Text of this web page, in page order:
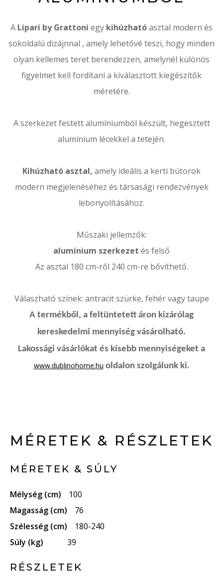
A Lipari by Grattoni egy kihúzhatóasztal modern és
sokoldalú dizájnnal , amely lehetővé teszi, hogy minden
olyan kellemes teret berendezzen, amelynél különös
figyelmet kell fordítani a kiválasztott kiegészítők
méretére.
A szerkezet festett alumíniumból készült, hegesztett
alumínium lécekkel a tetején.
Kihúzható asztal, amely ideális a kerti bútorok
modern megjelenéséhez és társasági rendezvények
lebonyolításához.
Műszaki jellemzők:
alumínium szerkezet és felső
Az asztal 180 cm-ről 240 cm-re bővíthető.
Válaszható színek: antracit szürke, fehér vagy taupe
A termékből, a feltüntetett áron kizárólag
kereskedelmi mennyiség vásárolható.
Lakossági vásárlókat és kisebb mennyiségeket a
www.dublinohome.hu oldalon szolgálunk ki.
MÉRETEK & RÉSZLETEK
MÉRETEK & SÚLY
Mélység (cm)
100
Magasság (cm)
76
Szélesség (cm)
180-240
Súly (kg)
39
RÉSZLETEK